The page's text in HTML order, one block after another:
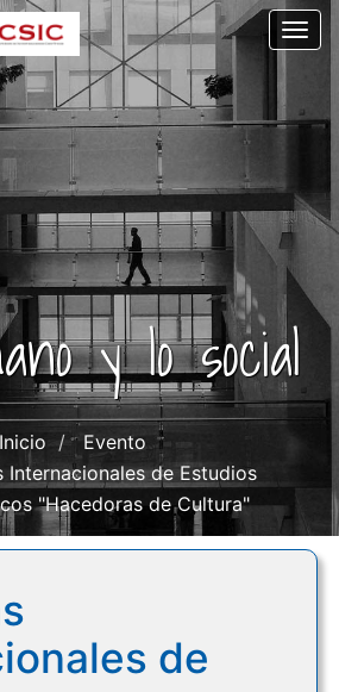
y lo social
Inicio
Evento
Internacionales de Estudios
"Hacedoras de Cultura"
de